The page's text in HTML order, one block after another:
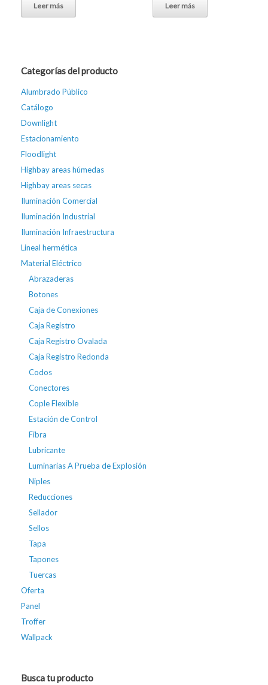
Leer más Leer más
Categorías del producto
Alumbrado Público
Catálogo
Downlight
Estacionamiento
Floodlight
Highbay areas húmedas
Highbay areas secas
Iluminación Comercial
Iluminación Industrial
Iluminación Infraestructura
Lineal hermética
Material Eléctrico
Abrazaderas
Botones
Caja de Conexiones
Caja Registro
Caja Registro Ovalada
Caja Registro Redonda
Codos
Conectores
Cople Flexible
Estación de Control
Fibra
Lubricante
Luminarias A Prueba de Explosión
Niples
Reducciones
Sellador
Sellos
Tapa
Tapones
Tuercas
Oferta
Panel
Troffer
Wallpack
Busca tu producto